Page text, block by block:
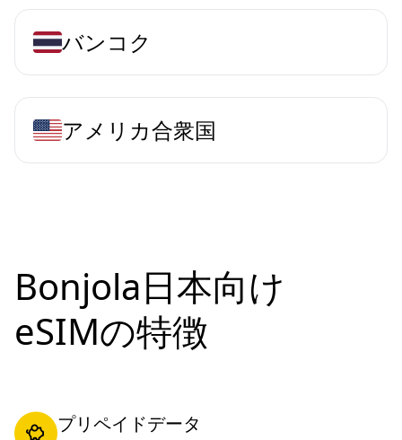
バンコク
アメリカ合衆国
Bonjola日本向け
eSIMの特徴
プリペイドデータ